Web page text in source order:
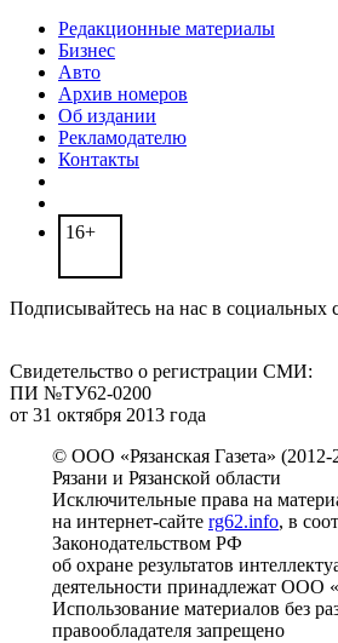
Редакционные материалы
Бизнес
Авто
Архив номеров
Об издании
Рекламодателю
Контакты
16+
Подписывайтесь на нас в социальных
Свидетельство о регистрации СМИ:
ПИ №ТУ62-0200
от 31 октября 2013 года
© ООО «Рязанская Газета» (2012-
Рязани и Рязанской области
Исключительные права на
на интернет-сайте rg62.info, в
Законодательством РФ
об охране результатов
деятельности принадлежат ООО
Использование материалов без
правообладателя запрещено